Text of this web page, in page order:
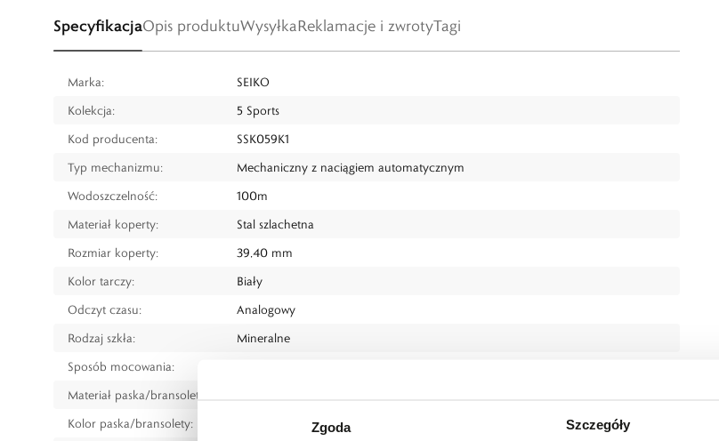
Zgoda Szczegóły
SpecyfikacjaOpis produktuWysyłkaReklamacje i zwrotyTagi
Marka:
SEIKO
Kolekcja:
5 Sports
Kod producenta:
SSK059K1
Typ mechanizmu:
Mechaniczny z naciągiem automatycznym
Wodoszczelność:
100m
Materiał koperty:
Stal szlachetna
Rozmiar koperty:
39,40 mm
Kolor tarczy:
Biały
Odczyt czasu:
Analogowy
Rodzaj szkła:
Mineralne
Sposób mocowania:
Materiał paska/bransolety:
Kolor paska/bransolety: